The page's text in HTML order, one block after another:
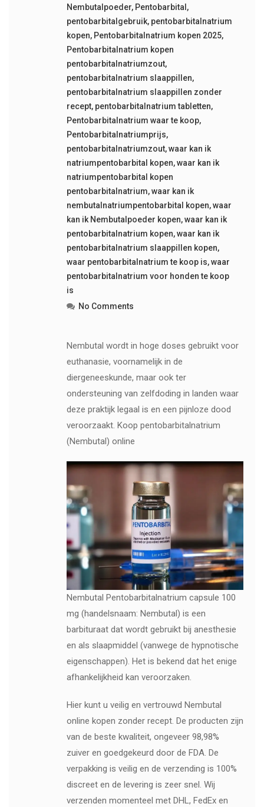
Nembutalpoeder, Pentobarbital ,
pentobarbitalgebruik, pentobarbitalnatrium
kopen, Pentobarbitalnatrium kopen 2025,
Pentobarbitalnatrium kopen
pentobarbitalnatriumzout,
pentobarbitalnatrium slaappillen,
pentobarbitalnatrium slaappillen zonder
recept, pentobarbitalnatrium tabletten,
Pentobarbitalnatrium waar te koop,
Pentobarbitalnatriumprijs,
pentobarbitalnatriumzout,waar kan ik
natriumpentobarbital kopen,waar kan ik
natriumpentobarbital kopen
pentobarbitalnatrium,waar kan ik
nembutalnatriumpentobarbital kopen,waar
kan ik Nembutalpoeder kopen,waar kan ik
pentobarbitalnatrium kopen,waar kan ik
pentobarbitalnatrium slaappillen kopen,
waar pentobarbitalnatrium te koop is,waar
pentobarbitalnatrium voor honden te koop
is
No Comments
Nembutal wordt in hoge doses gebruikt voor
euthanasie, voornamelijk in de
diergeneeskunde, maar ook ter
ondersteuning van zelfdoding in landen waar
deze praktijk legaal is en een pijnloze dood
veroorzaakt. Koop pentobarbitalnatrium
(Nembutal) online
Nembutal Pentobarbitalnatrium capsule 100
mg (handelsnaam: Nembutal) is een
barbituraat dat wordt gebruikt bij anesthesie
en als slaapmiddel (vanwege de hypnotische
eigenschappen). Het is bekend dat het enige
afhankelijkheid kan veroorzaken.
Hier kunt u veilig en vertrouwd Nembutal
online kopen zonder recept. De producten zijn
van de beste kwaliteit, ongeveer 98,98%
zuiver en goedgekeurd door de FDA. De
verpakking is veilig en de verzending is 100%
discreet en de levering is zeer snel. Wij
verzenden momenteel met DHL, FedEx en